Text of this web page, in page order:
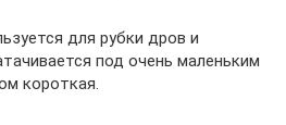
для рубки дров и
под очень маленьким
короткая.